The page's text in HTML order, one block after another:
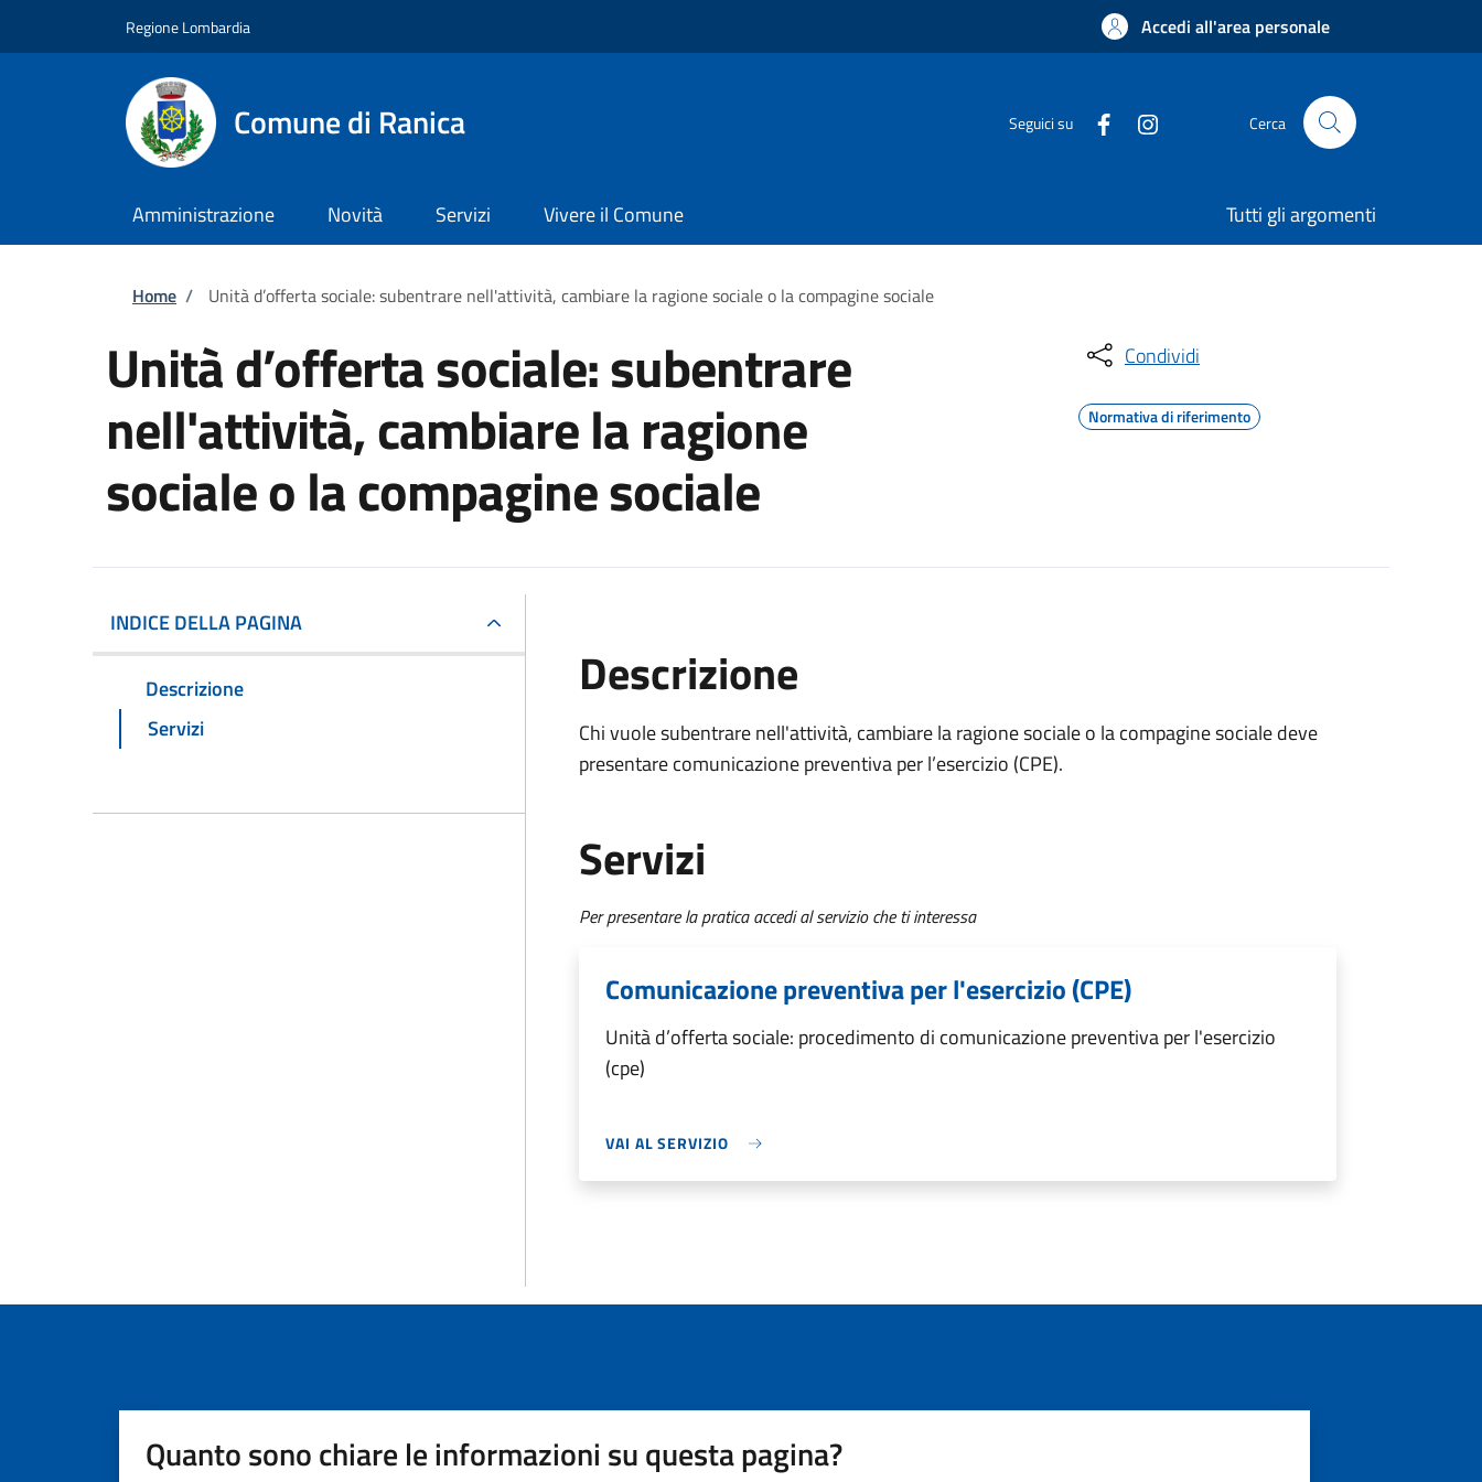
Regione Lombardia Accedi all'area personale
Comune di Ranica Seguici su Cerca
Amministrazione Novità Servizi Vivere il Comune Tutti gli argomenti
Briciole di pane
Home / Unità d’offerta sociale: subentrare nell'attività, cambiare la ragione sociale o la compagine sociale
Unità d’offerta sociale: subentrare
nell'attività, cambiare la ragione
sociale o la compagine sociale
Condividi
Normativa di riferimento
INDICE DELLA PAGINA
Descrizione
Servizi
Descrizione
Chi vuole subentrare nell'attività, cambiare la ragione sociale o la compagine sociale deve
presentare comunicazione preventiva per l’esercizio (CPE).
Servizi
Per presentare la pratica accedi al servizio che ti interessa
Comunicazione preventiva per l'esercizio (CPE)
Unità d’offerta sociale: procedimento di comunicazione preventiva per l'esercizio
(cpe)
VAI AL SERVIZIO
Quanto sono chiare le informazioni su questa pagina?